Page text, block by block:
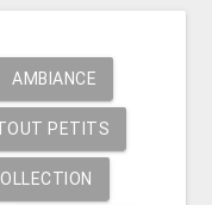
AMBIANCE
PETITS